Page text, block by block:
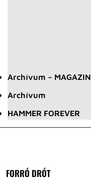
Archívum – MAGAZIN
Archívum
HAMMER FOREVER
FORRÓ DRÓT